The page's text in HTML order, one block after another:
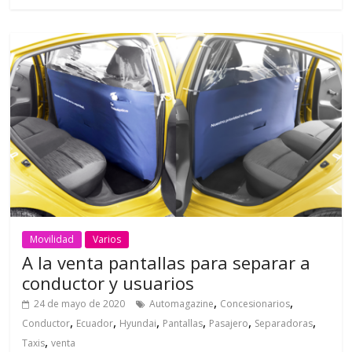
Movilidad Varios
A la venta pantallas para separar a
conductor y usuarios
24 de mayo de 2020 Automagazine, Concesionarios,
Conductor, Ecuador, Hyundai, Pantallas, Pasajero, Separadoras,
Taxis,venta